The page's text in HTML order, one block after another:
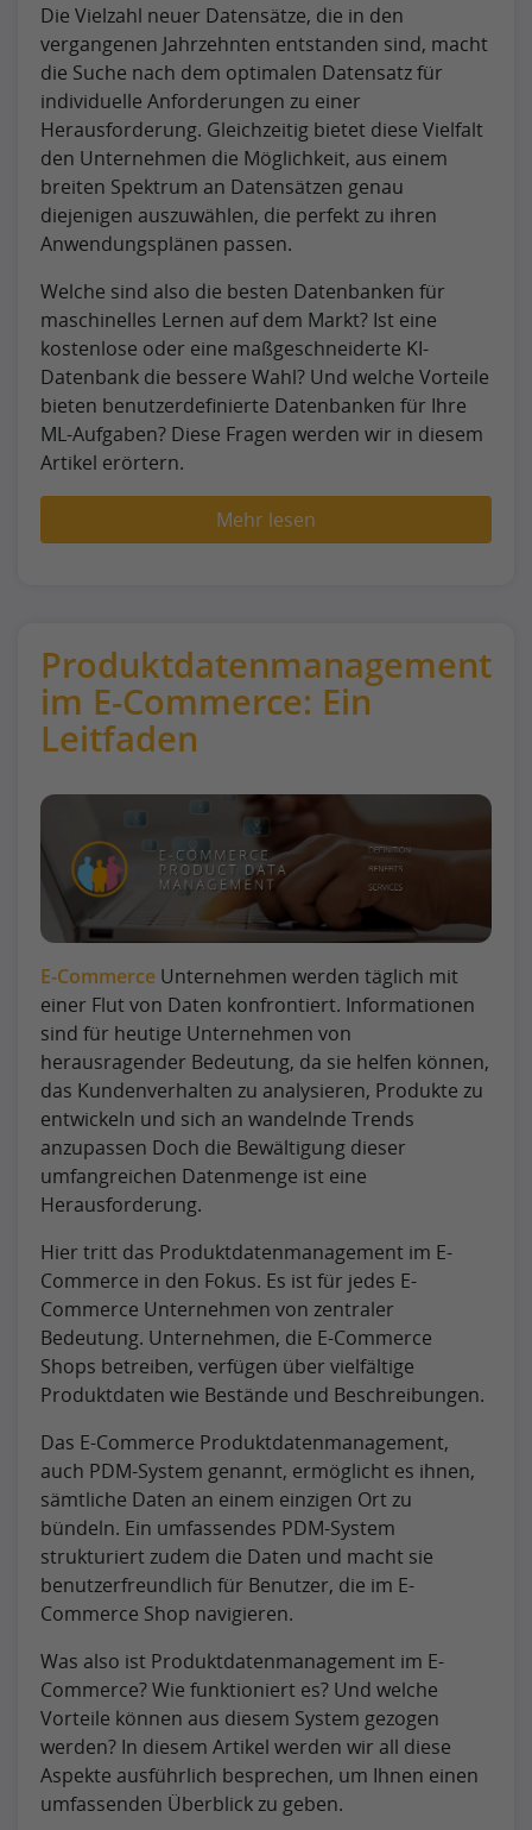
Die Vielzahl neuer Datensätze, die in den
vergangenen Jahrzehnten entstanden sind, macht
die Suche nach dem optimalen Datensatz für
individuelle Anforderungen zu einer
Herausforderung. Gleichzeitig bietet diese Vielfalt
den Unternehmen die Möglichkeit, aus einem
breiten Spektrum an Datensätzen genau
diejenigen auszuwählen, die perfekt zu ihren
Anwendungsplänen passen.
Welche sind also die besten Datenbanken für
maschinelles Lernen auf dem Markt? Ist eine
kostenlose oder eine maßgeschneiderte KI-
Datenbank die bessere Wahl? Und welche Vorteile
bieten benutzerdefinierte Datenbanken für Ihre
ML-Aufgaben? Diese Fragen werden wir in diesem
Artikel erörtern.
Mehr lesen
Produktdatenmanagement
im E-Commerce: Ein
Leitfaden
E-Commerce Unternehmen werden täglich mit
einer Flut von Daten konfrontiert. Informationen
sind für heutige Unternehmen von
herausragender Bedeutung, da sie helfen können,
das Kundenverhalten zu analysieren, Produkte zu
entwickeln und sich an wandelnde Trends
anzupassen Doch die Bewältigung dieser
umfangreichen Datenmenge ist eine
Herausforderung.
Hier tritt das Produktdatenmanagement im E-
Commerce in den Fokus. Es ist für jedes E-
Commerce Unternehmen von zentraler
Bedeutung. Unternehmen, die E-Commerce
Shops betreiben, verfügen über vielfältige
Produktdaten wie Bestände und Beschreibungen.
Das E-Commerce Produktdatenmanagement,
auch PDM-System genannt, ermöglicht es ihnen,
sämtliche Daten an einem einzigen Ort zu
bündeln. Ein umfassendes PDM-System
strukturiert zudem die Daten und macht sie
benutzerfreundlich für Benutzer, die im E-
Commerce Shop navigieren.
Was also ist Produktdatenmanagement im E-
Commerce? Wie funktioniert es? Und welche
Vorteile können aus diesem System gezogen
werden? In diesem Artikel werden wir all diese
Aspekte ausführlich besprechen, um Ihnen einen
umfassenden Überblick zu geben.